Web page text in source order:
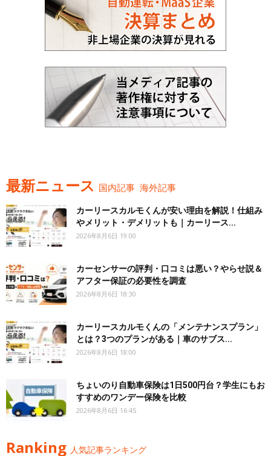
最新ニュース 国内記事 海外記事
カーリースカルモくんが安い理由を解説！仕組み
やメリット・デメリットも｜カーリース...
2026年8月6日 19:00
カーセンサーの評判・口コミは悪い？やらせ説＆
アフター保証の必要性を調査
2026年8月6日 18:30
カーリースカルモくんの「メンテナンスプラン」
とは？3つのプランがある｜車のサブス...
2026年8月6日 18:00
ちょいのり自動車保険は1日500円台？学生にもお
すすめのワンデー保険を比較
2026年8月6日 16:45
Ranking 人気記事ランキング